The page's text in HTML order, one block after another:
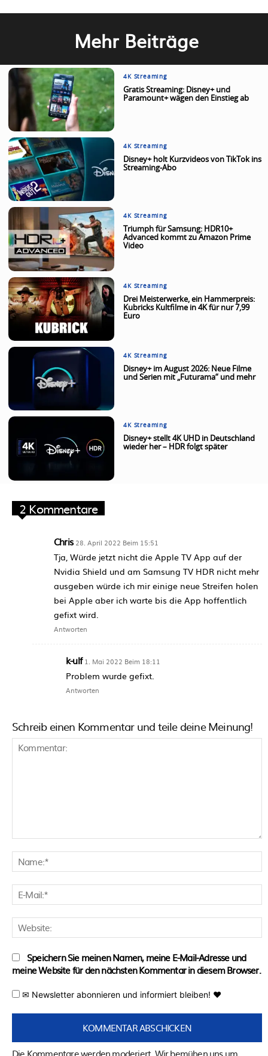
Mehr Beiträge
4K Streaming
Gratis Streaming: Disney+ und
Paramount+ wägen den Einstieg ab
4K Streaming
Disney+ holt Kurzvideos von TikTok ins
Streaming-Abo
4K Streaming
Triumph für Samsung: HDR10+
Advanced kommt zu Amazon Prime
Video
4K Streaming
Drei Meisterwerke, ein Hammerpreis:
Kubricks Kultfilme in 4K für nur 7,99
Euro
4K Streaming
Disney+ im August 2026: Neue Filme
und Serien mit „Futurama“ und mehr
4K Streaming
Disney+ stellt 4K UHD in Deutschland
wieder her – HDR folgt später
2 Kommentare
Chris 28. April 2022 Beim 15:51
Tja, Würde jetzt nicht die Apple TV App auf der
Nvidia Shield und am Samsung TV HDR nicht mehr
ausgeben würde ich mir einige neue Streifen holen
bei Apple aber ich warte bis die App hoffentlich
gefixt wird.
Antworten
k-ulf 1. Mai 2022 Beim 18:11
Problem wurde gefixt.
Antworten
Schreib einen Kommentar und teile deine Meinung!
Speichern Sie meinen Namen, meine E-Mail-Adresse und
meine Website für den nächsten Kommentar in diesem Browser.
✉ Newsletter abonnieren und informiert bleiben! ♥